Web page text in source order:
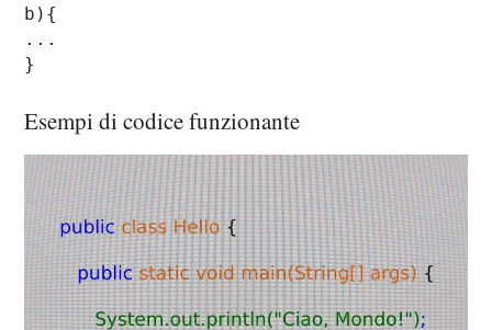
b){
...
}
Esempi di codice funzionante